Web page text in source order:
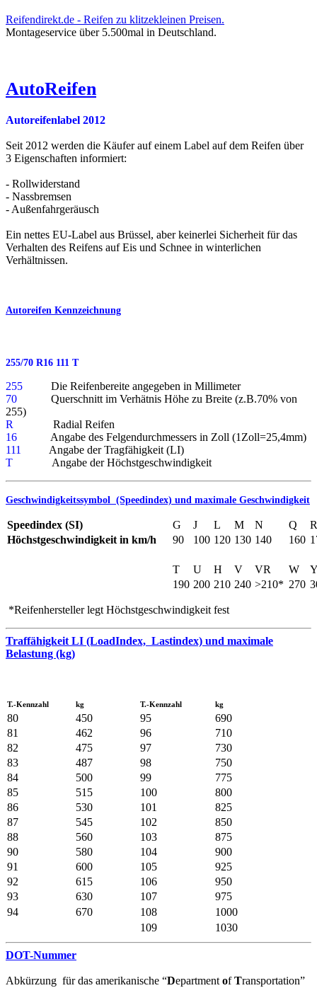
Reifendirekt.de - Reifen zu klitzekleinen Preisen.
Montageservice über 5.500mal in Deutschland.
AutoReifen
Autoreifenlabel 2012
Seit 2012 werden die Käufer auf einem Label auf dem Reifen über
3 Eigenschaften informiert:
- Rollwiderstand
- Nassbremsen
- Außenfahrgeräusch
Ein nettes EU-Label aus Brüssel, aber keinerlei Sicherheit für das
Verhalten des Reifens auf Eis und Schnee in winterlichen
Verhältnissen.
Autoreifen Kennzeichnung
255/70 R16 111 T
255 Die Reifenbereite angegeben in Millimeter
70 Querschnitt im Verhätnis Höhe zu Breite (z.B.70% von
255)
R
Radial Reifen
16 Angabe des Felgendurchmessers in Zoll (1Zoll=25,4mm)
111
Angabe der Tragfähigkeit (LI)
T Angabe der Höchstgeschwindigkeit
Geschwindigkeitssymbol (Speedindex) und maximale Geschwindigkeit
Speedindex (SI) G J L M N Q
R
Höchstgeschwindigkeit in km/h
90 100 120 130 140 160
T U H V VR W
190 200 210 240 >210* 270
*Reifenhersteller legt Höchstgeschwindigkeit fest
Traffähigkeit LI (LoadIndex, Lastindex) und maximale
Belastung (kg)
T.-Kennzahl kg T.-Kennzahl kg
80 450 95
690
81
462 96
710
82
475 97
730
83
487 98
750
84
500 99
775
85
515 100
800
86
530 101
825
87
545 102
850
88
560 103
875
90
580 104
900
91
600 105
925
92
615 106
950
93
630 107
975
94
670 108
1000
109
1030
DOT-Nummer
Abkürzung für das amerikanische “Department ofTransportation”